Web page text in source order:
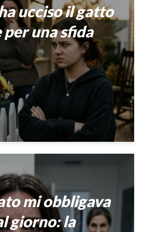
ucciso il gatto
una sfida
mi obbligava
giorno: la